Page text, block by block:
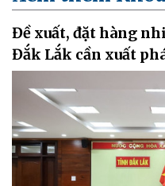
Đề xuất, đặt hàng
Đắk Lắk cần xuất